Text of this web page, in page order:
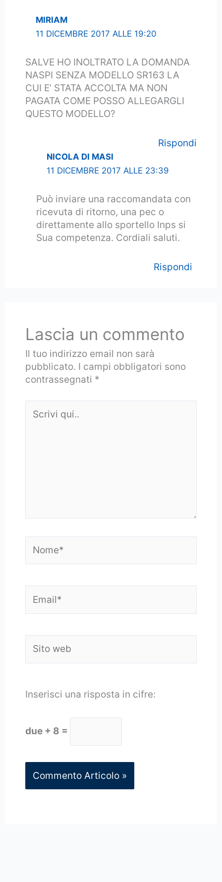
MIRIAM
11 DICEMBRE 2017 ALLE 19:20
SALVE HO INOLTRATO LA DOMANDA
NASPI SENZA MODELLO SR163 LA
CUI E’ STATA ACCOLTA MA NON
PAGATA COME POSSO ALLEGARGLI
QUESTO MODELLO?
Rispondi
NICOLA DI MASI
11 DICEMBRE 2017 ALLE 23:39
Può inviare una raccomandata con
ricevuta di ritorno, una pec o
direttamente allo sportello Inps si
Sua competenza. Cordiali saluti.
Rispondi
Lascia un commento
Il tuo indirizzo email non sarà
pubblicato. I campi obbligatori sono
contrassegnati *
qui..
web
Inserisci una risposta in cifre:
due + 8 =